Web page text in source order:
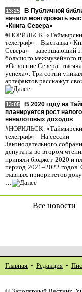
13:25
В Публичной
начали монтировать
«Книга Севера»
#НОРИЛЬСК.
телеграф» – Выставка
Севера» – завершающий
большого межмузейного
«Освоение Севера:
успеха». Три сотни
артефактов расскажут
13:05
В 2020 году на
планируется рост
неналоговых доходов
#НОРИЛЬСК.
телеграф» – На сессии
Законодательного
депутаты во втором
приняли бюджет-2020 и
период 2021–2022 годов.
главных приоритетов
…
Все новости
Главная • Редакция •